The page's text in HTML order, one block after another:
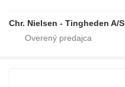
Chr. Nielsen - Tingheden A/S